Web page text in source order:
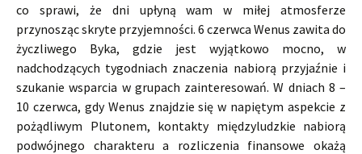
co sprawi, że dni upłyną wam w miłej atmosferze
przynosząc skryte przyjemności. 6 czerwca Wenus zawita do
życzliwego Byka, gdzie jest wyjątkowo mocno, w
nadchodzących tygodniach znaczenia nabiorą przyjaźnie i
szukanie wsparcia w grupach zainteresowań. W dniach 8 –
10 czerwca, gdy Wenus znajdzie się w napiętym aspekcie z
pożądliwym Plutonem, kontakty międzyludzkie nabiorą
podwójnego charakteru a rozliczenia finansowe okażą